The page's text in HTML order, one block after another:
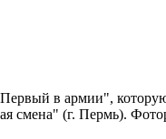
в армии",
смена" (г. Пермь).